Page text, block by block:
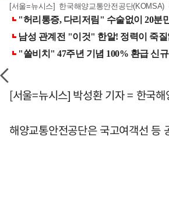
[서울=뉴시스] 한국해양교통안전공단
[서울=뉴시스] 박성환 기자 = 한국
해양교통안전공단은 국고여객선 등